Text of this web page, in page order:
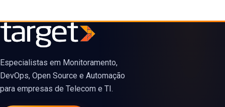
Especialistas em Monitoramento,
DevOps, Open Source e Automação
para empresas de Telecom e TI.